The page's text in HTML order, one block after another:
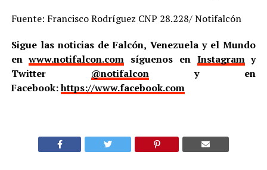
Fuente: Francisco Rodríguez CNP 28.228/ Notifalcón
Sigue las noticias de Falcón, Venezuela y el Mundo
enwww.notifalcon.com síguenos en Instagramy
Twitter @notifalcony en
Facebook:https://www.facebook.com